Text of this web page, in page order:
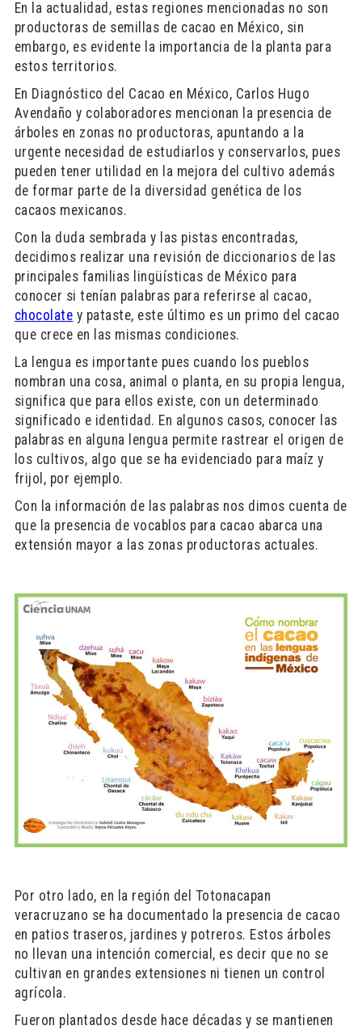
En la actualidad, estas regiones mencionadas no son
productoras de semillas de cacao en México, sin
embargo, es evidente la importancia de la planta para
estos territorios.
En Diagnóstico del Cacao en México, Carlos Hugo
Avendaño y colaboradores mencionan la presencia de
árboles en zonas no productoras, apuntando a la
urgente necesidad de estudiarlos y conservarlos, pues
pueden tener utilidad en la mejora del cultivo además
de formar parte de la diversidad genética de los
cacaos mexicanos.
Con la duda sembrada y las pistas encontradas,
decidimos realizar una revisión de diccionarios de las
principales familias lingüísticas de México para
conocer si tenían palabras para referirse al cacao,
chocolate y pataste, este último es un primo del cacao
que crece en las mismas condiciones.
La lengua es importante pues cuando los pueblos
nombran una cosa, animal o planta, en su propia lengua,
significa que para ellos existe, con un determinado
significado e identidad. En algunos casos, conocer las
palabras en alguna lengua permite rastrear el origen de
los cultivos, algo que se ha evidenciado para maíz y
frijol, por ejemplo.
Con la información de las palabras nos dimos cuenta de
que la presencia de vocablos para cacao abarca una
extensión mayor a las zonas productoras actuales.
Por otro lado, en la región del Totonacapan
veracruzano se ha documentado la presencia de cacao
en patios traseros, jardines y potreros. Estos árboles
no llevan una intención comercial, es decir que no se
cultivan en grandes extensiones ni tienen un control
agrícola.
Fueron plantados desde hace décadas y se mantienen